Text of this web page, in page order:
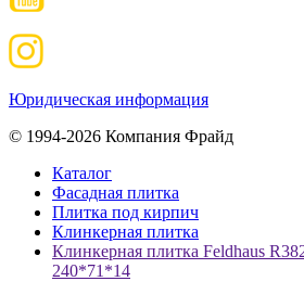
Юридическая информация
© 1994-2026 Компания Фрайд
Каталог
Фасадная плитка
Плитка под кирпич
Клинкерная плитка
Клинкерная плитка Feldhaus
240*71*14